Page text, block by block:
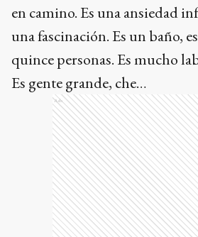
en camino. Es una ansiedad
una fascinación. Es un baño,
quince personas. Es mucho
Es gente grande, che…
Ads